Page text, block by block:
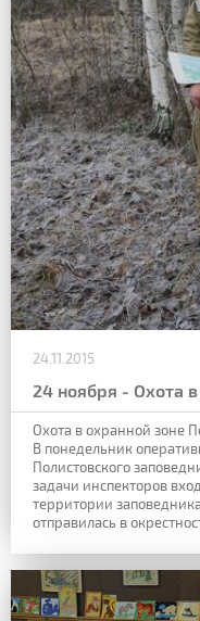
24.11.2015
24 ноября - Охота
Охота в охранной зоне
В понедельник
Полистовского
задачи инспекторов
территории
отправилась в